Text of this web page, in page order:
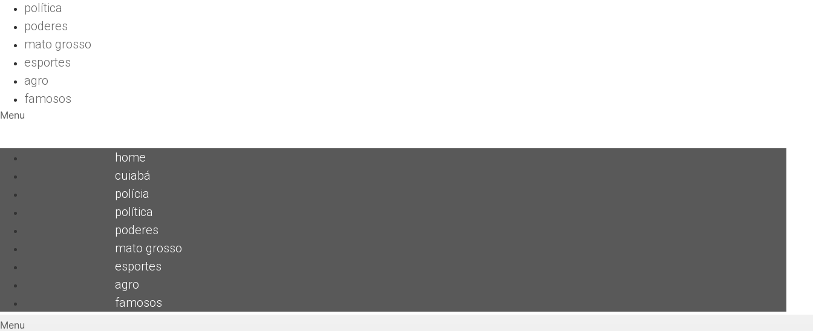
política
poderes
mato grosso
esportes
agro
famosos
Menu
home
cuiabá
polícia
política
poderes
mato grosso
esportes
agro
famosos
Menu